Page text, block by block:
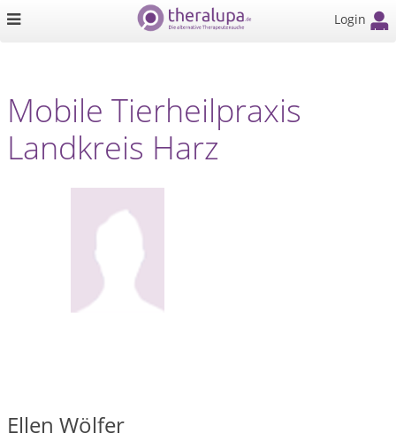
Login
Mobile Tierheilpraxis
Landkreis Harz
Ellen Wölfer